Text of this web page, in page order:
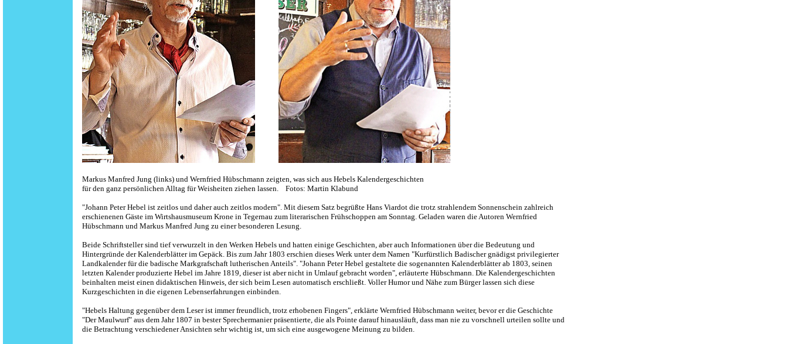
Markus Manfred Jung (links) und Wernfried Hübschmann zeigten, was sich aus Hebels Kalendergeschichten
für den ganz persönlichen Alltag für Weisheiten ziehen lassen. Fotos: Martin Klabund
"Johann Peter Hebel ist zeitlos und daher auch zeitlos modern". Mit diesem Satz begrüßte Hans Viardot die trotz strahlendem Sonnenschein zahlreich
erschienenen Gäste im Wirtshausmuseum Krone in Tegernau zum literarischen Frühschoppen am Sonntag. Geladen waren die Autoren Wernfried
Hübschmann und Markus Manfred Jung zu einer besonderen Lesung.
Beide Schriftsteller sind tief verwurzelt in den Werken Hebels und hatten einige Geschichten, aber auch Informationen über die Bedeutung und
Hintergründe der Kalenderblätter im Gepäck. Bis zum Jahr 1803 erschien dieses Werk unter dem Namen "Kurfürstlich Badischer gnädigst privilegierter
Landkalender für die badische Markgrafschaft lutherischen Anteils". "Johann Peter Hebel gestaltete die sogenannten Kalenderblätter ab 1803, seinen
letzten Kalender produzierte Hebel im Jahre 1819, dieser ist aber nicht in Umlauf gebracht worden", erläuterte Hübschmann. Die Kalendergeschichten
beinhalten meist einen didaktischen Hinweis, der sich beim Lesen automatisch erschließt. Voller Humor und Nähe zum Bürger lassen sich diese
Kurzgeschichten in die eigenen Lebenserfahrungen einbinden.
"Hebels Haltung gegenüber dem Leser ist immer freundlich, trotz erhobenen Fingers", erklärte Wernfried Hübschmann weiter, bevor er die Geschichte
"Der Maulwurf" aus dem Jahr 1807 in bester Sprechermanier präsentierte, die als Pointe darauf hinausläuft, dass man nie zu vorschnell urteilen sollte und
die Betrachtung verschiedener Ansichten sehr wichtig ist, um sich eine ausgewogene Meinung zu bilden.